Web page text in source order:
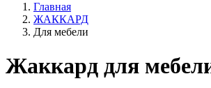
Главная
ЖАККАРД
Для мебели
Жаккард для